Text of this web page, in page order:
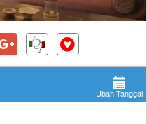
Ubah Tanggal